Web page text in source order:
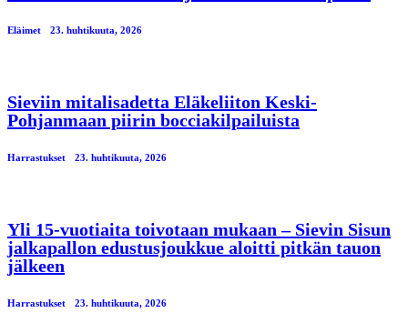
Eläimet 23. huhtikuuta, 2026
Sieviin mitalisadetta Eläkeliiton Keski-
Pohjanmaan piirin bocciakilpailuista
Harrastukset 23. huhtikuuta, 2026
Yli 15-vuotiaita toivotaan mukaan – Sievin Sisun
jalkapallon edustusjoukkue aloitti pitkän tauon
jälkeen
Harrastukset 23. huhtikuuta, 2026